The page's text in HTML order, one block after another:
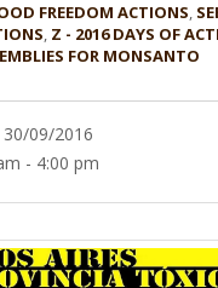
FREEDOM ACTIONS,
, Z - 2016 DAYS OF
FOR MONSANTO
30/09/2016
- 4:00 pm